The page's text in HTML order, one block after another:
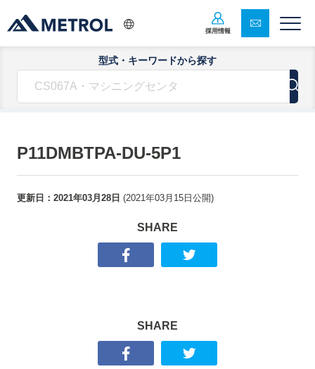
採用情報
型式・キーワードから探す
P11DMBTPA-DU-5P1
更新日： 2021年03月28日 (2021年03月15日 公開)
SHARE
SHARE